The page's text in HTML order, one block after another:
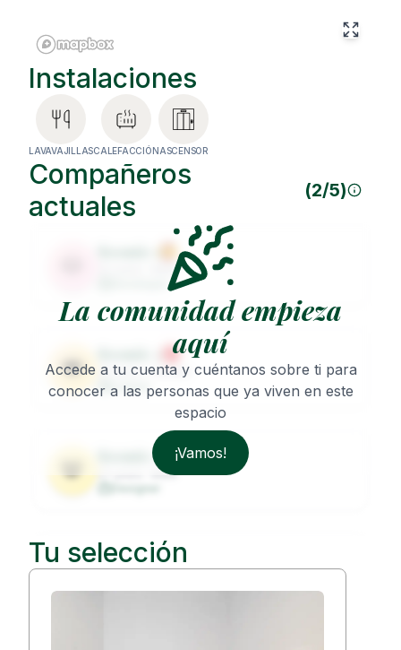
Instalaciones
LAVAVAJILLASCALEFACCIÓNASCENSOR
Compañeros
actuales
(2/5)
La comunidad empieza
aquí
Accede a tu cuenta y cuéntanos sobre ti para
conocer a las personas que ya viven en este
espacio
¡Vamos!
Male
Developer
🐨 29 years ·Female
Lawyer
🐼
Roomie
Male
🦦
Roomie4
Architect
Tu selección